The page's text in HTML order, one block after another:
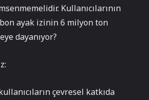
Kullanıcılarının
ayak izinin 6 milyon ton
dayanıyor?
çevresel katkıda